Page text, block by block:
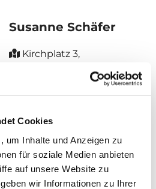
Cookies
um Inhalte und Anzeigen zu
für soziale Medien anbieten
auf unsere Website zu
wir Informationen zu Ihrer
Susanne Schäfer
 Kirchplatz 3,
36088 Hünfeld
Petra Rausch
Kirchplatz 3,